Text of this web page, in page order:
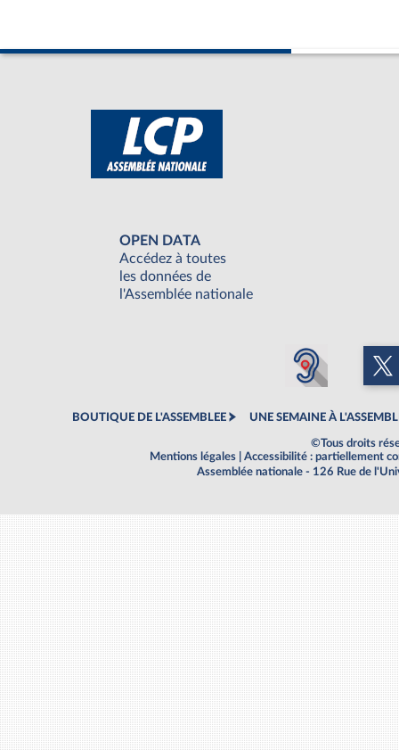
OPEN DATA
Accédez à toutes
les données de
l'Assemblée nationale
BOUTIQUE DE L'ASSEMBLEE UNE SEMAINE À
©Tous droits
Mentions légales
Accessibilité : partiellement
Assemblée nationale - 126 Rue de